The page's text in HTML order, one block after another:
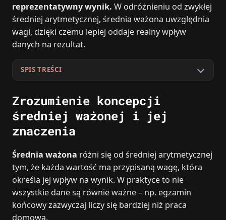
reprezentatywny wynik. W odróżnieniu od zwykłej
średniej arytmetycznej, średnia ważona uwzględnia
wagi, dzięki czemu lepiej oddaje realny wpływ
danych na rezultat.
SPIS TREŚCI
Zrozumienie koncepcji
średniej ważonej i jej
znaczenia
Średnia ważona różni się od średniej arytmetycznej
tym, że każda wartość ma przypisaną wagę, która
określa jej wpływ na wynik. W praktyce to nie
wszystkie dane są równie ważne – np. egzamin
końcowy zazwyczaj liczy się bardziej niż praca
domowa.